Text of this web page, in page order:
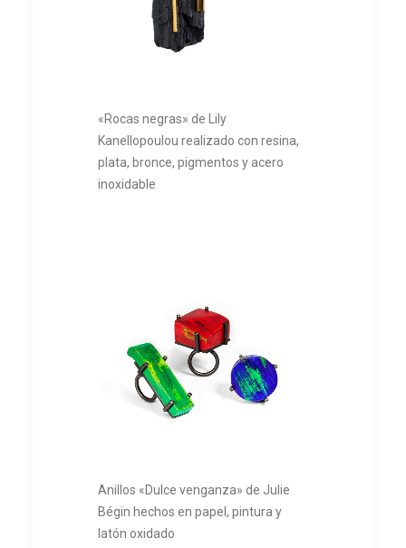
«Rocas negras» de Lily
Kanellopoulou realizado con resina,
plata, bronce, pigmentos y acero
inoxidable
Anillos «Dulce venganza» de Julie
Bégin hechos en papel, pintura y
latón oxidado